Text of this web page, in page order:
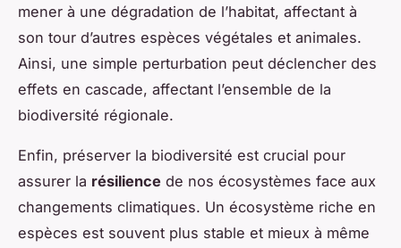
mener à une dégradation de l’habitat, affectant à
son tour d’autres espèces végétales et animales.
Ainsi, une simple perturbation peut déclencher des
effets en cascade, affectant l’ensemble de la
biodiversité régionale.
Enfin, préserver la biodiversité est crucial pour
assurer la résilience de nos écosystèmes face aux
changements climatiques. Un écosystème riche en
espèces est souvent plus stable et mieux à même